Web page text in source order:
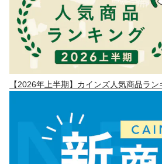
【2026年上半期】カインズ人気商品ラン